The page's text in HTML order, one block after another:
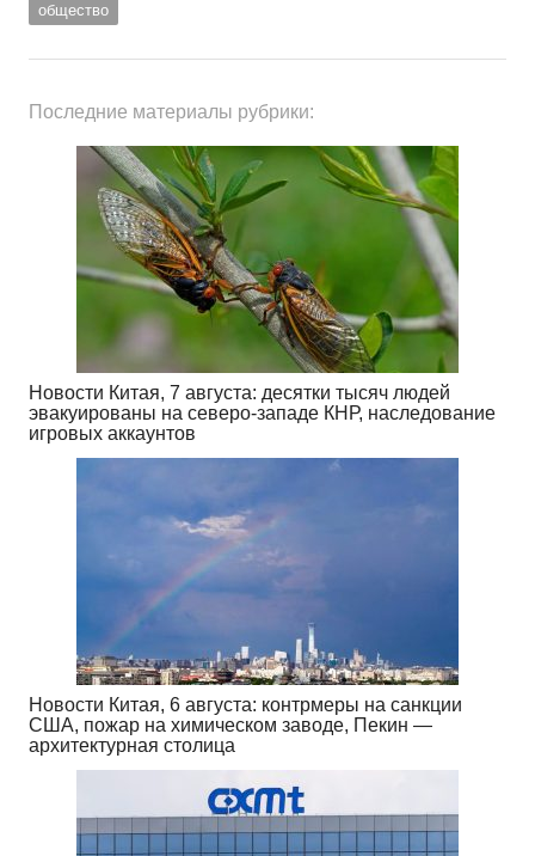
общество
Последние материалы рубрики:
Новости Китая, 7 августа: десятки тысяч людей
эвакуированы на северо-западе КНР, наследование
игровых аккаунтов
Новости Китая, 6 августа: контрмеры на санкции
США, пожар на химическом заводе, Пекин —
архитектурная столица